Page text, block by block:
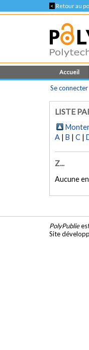
< Retour au
Accueil
Se connecter
LISTE
A | B | C |
Z...
Aucune
PolyPublie
Site